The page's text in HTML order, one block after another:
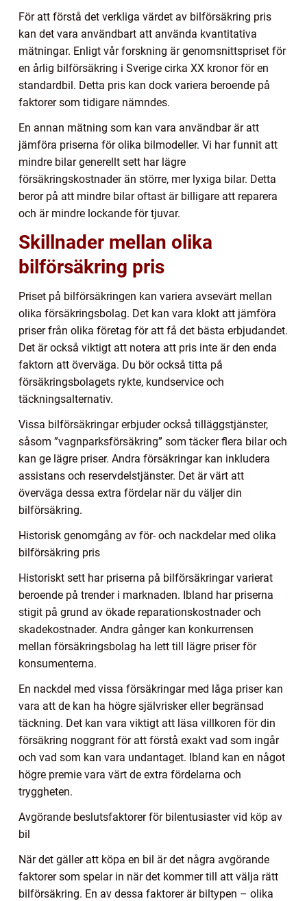
För att förstå det verkliga värdet av bilförsäkring pris
kan det vara användbart att använda kvantitativa
mätningar. Enligt vår forskning är genomsnittspriset för
en årlig bilförsäkring i Sverige cirka XX kronor för en
standardbil. Detta pris kan dock variera beroende på
faktorer som tidigare nämndes.
En annan mätning som kan vara användbar är att
jämföra priserna för olika bilmodeller. Vi har funnit att
mindre bilar generellt sett har lägre
försäkringskostnader än större, mer lyxiga bilar. Detta
beror på att mindre bilar oftast är billigare att reparera
och är mindre lockande för tjuvar.
Skillnader mellan olika
bilförsäkring pris
Priset på bilförsäkringen kan variera avsevärt mellan
olika försäkringsbolag. Det kan vara klokt att jämföra
priser från olika företag för att få det bästa erbjudandet.
Det är också viktigt att notera att pris inte är den enda
faktorn att överväga. Du bör också titta på
försäkringsbolagets rykte, kundservice och
täckningsalternativ.
Vissa bilförsäkringar erbjuder också tilläggstjänster,
såsom ”vagnparksförsäkring” som täcker flera bilar och
kan ge lägre priser. Andra försäkringar kan inkludera
assistans och reservdelstjänster. Det är värt att
överväga dessa extra fördelar när du väljer din
bilförsäkring.
Historisk genomgång av för- och nackdelar med olika
bilförsäkring pris
Historiskt sett har priserna på bilförsäkringar varierat
beroende på trender i marknaden. Ibland har priserna
stigit på grund av ökade reparationskostnader och
skadekostnader. Andra gånger kan konkurrensen
mellan försäkringsbolag ha lett till lägre priser för
konsumenterna.
En nackdel med vissa försäkringar med låga priser kan
vara att de kan ha högre självrisker eller begränsad
täckning. Det kan vara viktigt att läsa villkoren för din
försäkring noggrant för att förstå exakt vad som ingår
och vad som kan vara undantaget. Ibland kan en något
högre premie vara värt de extra fördelarna och
tryggheten.
Avgörande beslutsfaktorer för bilentusiaster vid köp av
bil
När det gäller att köpa en bil är det några avgörande
faktorer som spelar in när det kommer till att välja rätt
bilförsäkring. En av dessa faktorer är biltypen – olika